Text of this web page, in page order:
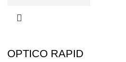
OPTICO RAPID